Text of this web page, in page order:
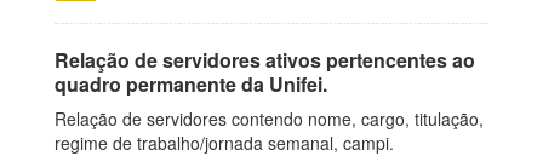
Relação de servidores ativos pertencentes ao
quadro permanente da Unifei.
Relação de servidores contendo nome, cargo, titulação,
regime de trabalho/jornada semanal, campi.